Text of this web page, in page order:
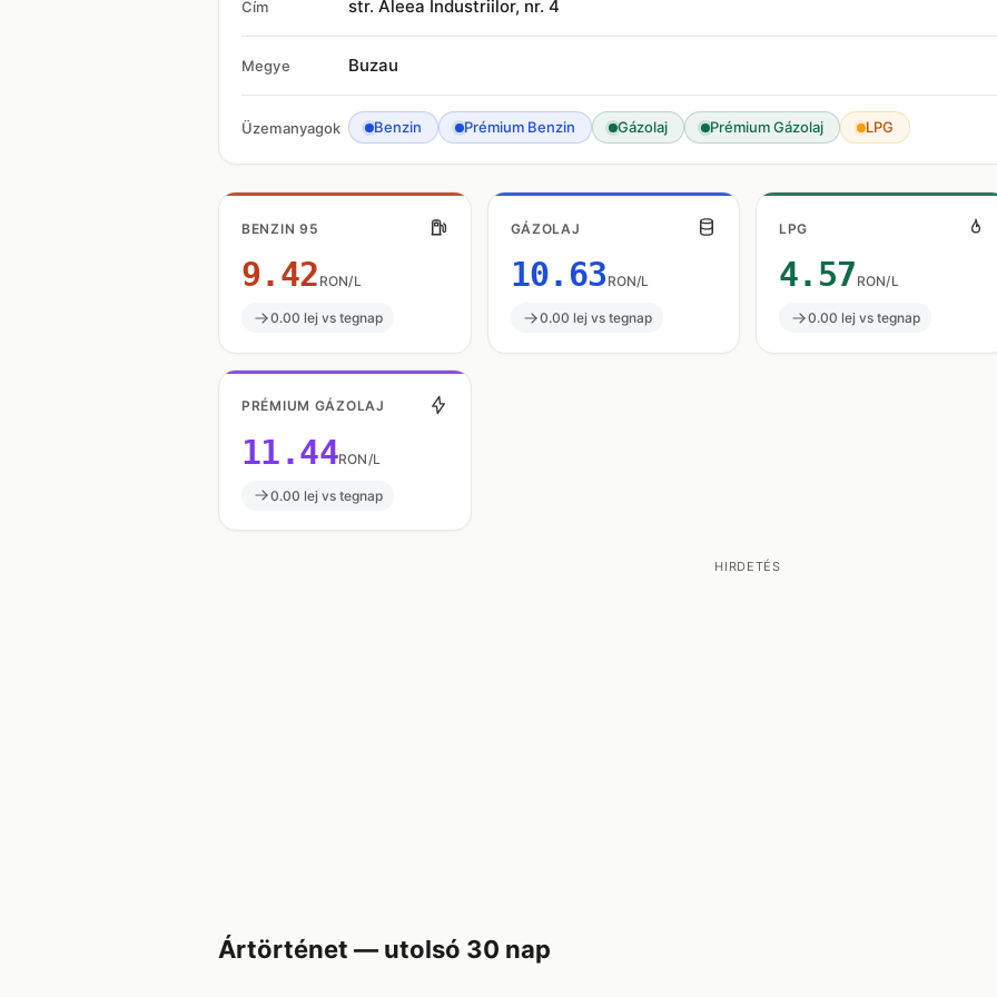
Cím str. Aleea Industriilor, nr. 4
Megye Buzau
Üzemanyagok Benzin Prémium Benzin Gázolaj Prémium Gázolaj LPG
BENZIN 95
9.42 RON/L
0.00 lej vs tegnap
GÁZOLAJ
10.63 RON/L
0.00 lej vs tegnap
LPG
4.57 RON/L
0.00 lej vs tegnap
PRÉMIUM GÁZOLAJ
11.44RON/L
0.00 lej vs tegnap
HIRDETÉS
Ártörténet — utolsó 30 nap